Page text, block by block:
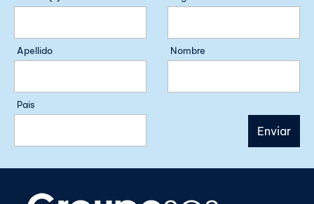
Apellido Nombre
Pais